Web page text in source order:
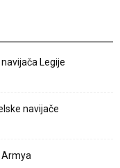
Legije
navijače
Armya